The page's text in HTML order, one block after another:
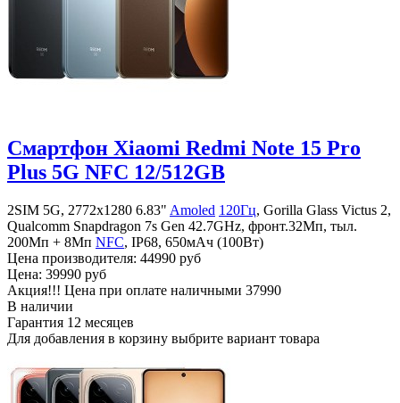
Смартфон Xiaomi Redmi Note 15 Pro
Plus 5G NFC 12/512GB
2SIM 5G, 2772x1280 6.83" Amoled 120Гц, Gorilla Glass Victus 2,
Qualcomm Snapdragon 7s Gen 42.7GHz, фронт.32Мп, тыл.
200Mп + 8Мп NFC, IP68, 650мАч (100Вт)
Цена производителя: 44990 руб
Цена: 39990 руб
Акция!!! Цена при оплате наличными 37990
В наличии
Гарантия 12 месяцев
Для добавления в корзину выбрите вариант товара